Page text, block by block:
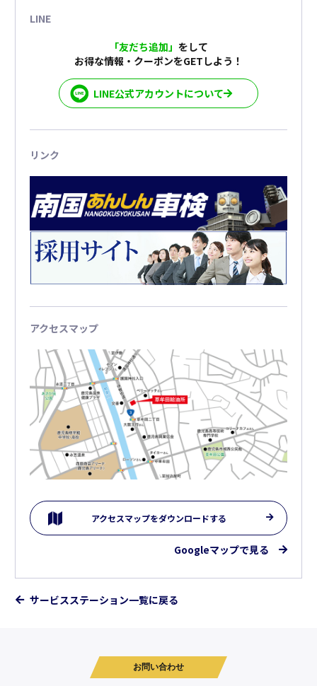
LINE
「友だち追加」 をして
お得な情報・クーポンをGETしよう！
LINE公式アカウントについて
リンク
アクセスマップ
アクセスマップをダウンロードする
Googleマップで見る
サービスステーション一覧に戻る
お問い合わせ